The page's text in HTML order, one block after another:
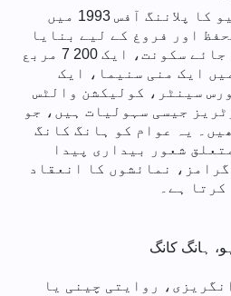
ہانگ کانگ فلم آرکائیو کا پلاننگ آفس 1993 میں
اور فروغ کے لیے بنایا
گیا تھا۔ اس کی مستقل جائے سکونت، ایک 7 200 مربع
ایک منی سنیما، ایک
سینٹر، کولیکشن والٹس
جیسی سہولیات ہیں، جو
تھیں۔ یہ عوام کو ہانگ کانگ
شعور بیداری پیدا
نمائشوں کا انعقاد
ہے۔
ہانگ کانگ
روایتی چینی یا